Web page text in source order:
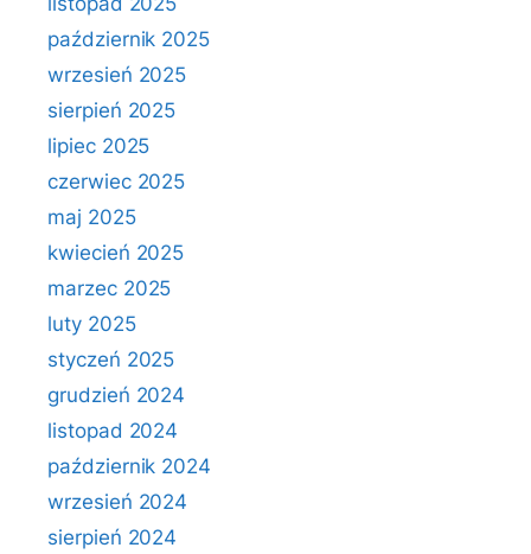
październik 2025
wrzesień 2025
sierpień 2025
lipiec 2025
czerwiec 2025
maj 2025
kwiecień 2025
marzec 2025
luty 2025
styczeń 2025
grudzień 2024
listopad 2024
październik 2024
wrzesień 2024
sierpień 2024